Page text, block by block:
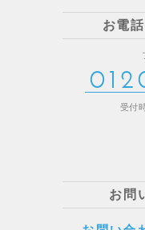
お電
受付
お問